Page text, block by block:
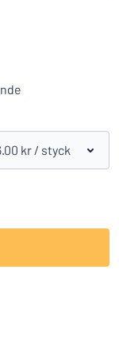
skylt
kr / styck